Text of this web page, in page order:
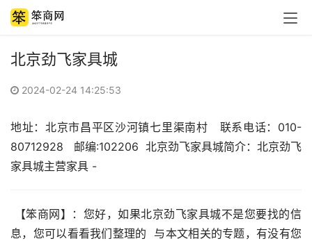
北京劲飞家具城
2024-02-24 14:25:53
地址：北京市昌平区沙河镇七里渠南村   联系电话：010-
80712928   邮编:102206  北京劲飞家具城简介：北京劲飞
家具城主营家具 -
息，您可以看看我们整理的  与本文相关的专题，有没有您